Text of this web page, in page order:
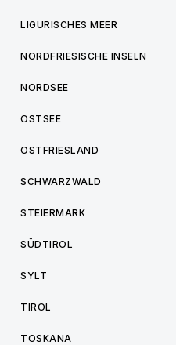
LIGURISCHES MEER
NORDFRIESISCHE INSELN
NORDSEE
OSTSEE
OSTFRIESLAND
SCHWARZWALD
STEIERMARK
SÜDTIROL
SYLT
TIROL
TOSKANA